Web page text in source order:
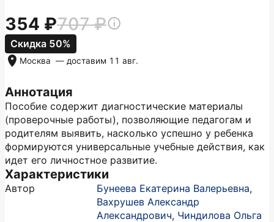
Аннотация
Пособие содержит диагностические материалы
(проверочные работы), позволяющие педагогам и
родителям выявить, насколько успешно у ребенка
формируются универсальные учебные действия, как
идет его личностное развитие.
Характеристики
Автор Бунеева Екатерина Валерьевна,
Вахрушев Александр
Александрович, Чиндилова Ольга
354 707
Скидка 50%
Москва — доставим 11 авг.